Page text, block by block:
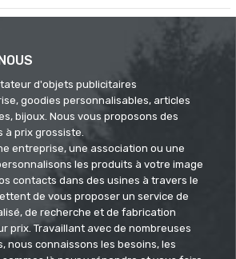
d'objets publicitaires
goodies personnalisables, articles
bijoux. Nous vous proposons des
à prix grossiste.
entreprise, une association ou une
les produits à votre image
contacts dans des usines à travers le
de vous proposer un service de
de recherche et de fabrication
prix. Travaillant avec de nombreuses
nous connaissons les besoins, les